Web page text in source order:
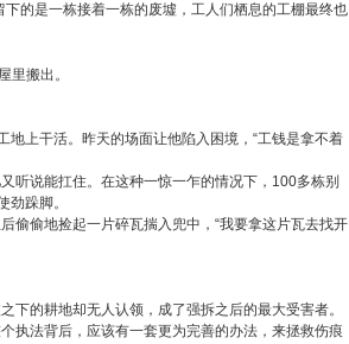
的是一栋接着一栋的废墟，工人们栖息的工棚最终也
里搬出。
地上干活。昨天的场面让他陷入困境，“工钱是拿不着
听说能扛住。在这种一惊一乍的情况下，100多栋别
跺脚。
偷偷地捡起一片碎瓦揣入兜中，“我要拿这片瓦去找开
下的耕地却无人认领，成了强拆之后的最大受害者。
执法背后，应该有一套更为完善的办法，来拯救伤痕